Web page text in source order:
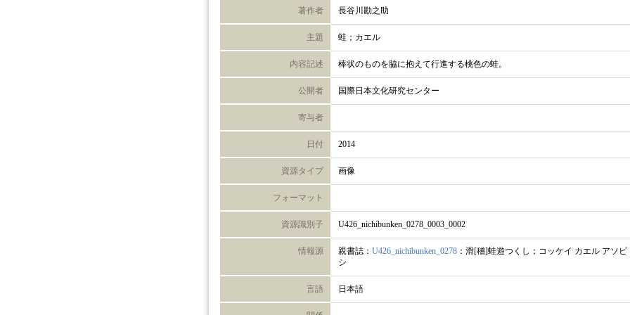
著作者 長谷川勘之助
主題 蛙；カエル
内容記述 棒状のものを脇に抱えて行進する桃色の蛙。
公開者 国際日本文化研究センター
寄与者
日付 2014
資源タイプ 画像
フォーマット
資源識別子 U426_nichibunken_0278_0003_0002
情報源 親書誌： U426_nichibunken_0278 ：滑[稽]蛙遊つくし；コッケイ カエル アソビ
シ
言語 日本語